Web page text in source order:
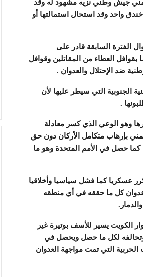
جيش وطني نزيه مشهود له وقد
وتقف في خندق واحد وقد استحال استمالتها أو
الفترة السابقة قادر على
بقوافل العطاء من المقاتلين وقوافل
ضد الإحتلال والعدوان .
الجنوبية التي سيطر عليها لأن
.
وهو الوعي الذي كسر معادلة
بإرهاب متكامل الأركان دون حق
حصل في الأمم المتحدة وهو ما
عسكريا كما فشل سياسيا وأخلاقيا
كل ما حققه في أي منطقه
الكويت يسير للأسف بوتيرة غير
لكل ما حصل ويحصل في
التي تمت مواجهة العدوان